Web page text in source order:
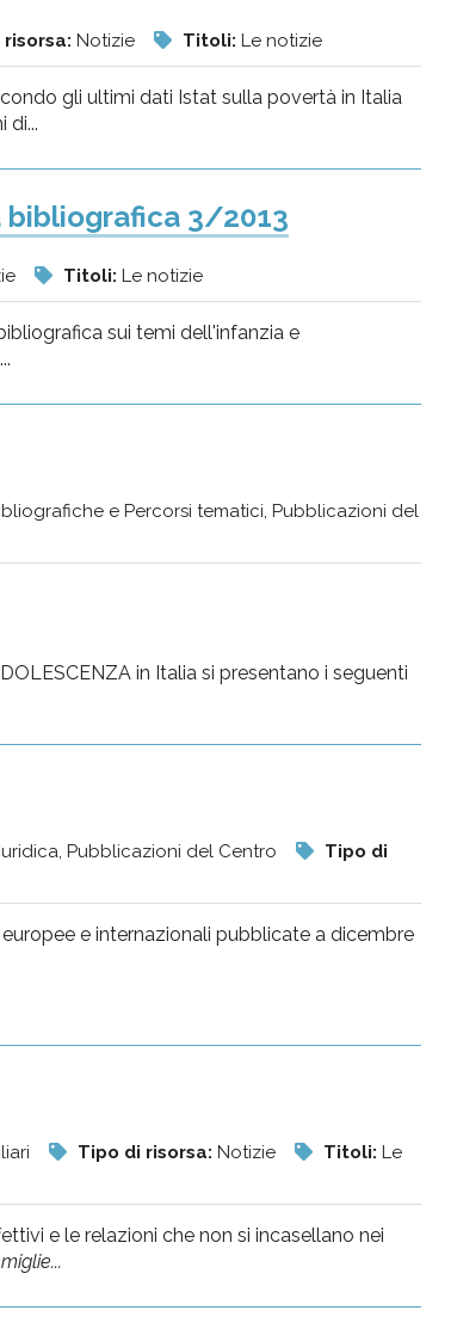
Notizie Titoli: Le notizie
gli ultimi dati Istat sulla povertà in Italia
di...
bibliografica 3/2013
Titoli: Le notizie
sui temi dell'infanzia e
e Percorsi tematici, Pubblicazioni del
in Italia si presentano i seguenti
Pubblicazioni del Centro
Tipo di
e internazionali pubblicate a dicembre
Tipo di risorsa: Notizie Titoli: Le
e le relazioni che non si incasellano nei